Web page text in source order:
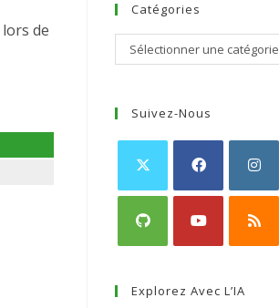
lors de
Catégories
Sélectionner une catégorie
Suivez-Nous
Explorez Avec L’IA